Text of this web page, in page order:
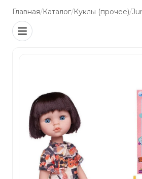
Главная/Каталог/Куклы (прочее)/